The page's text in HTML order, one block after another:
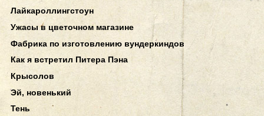
Лайкароллингстоун
Ужасы в цветочном магазине
Фабрика по изготовлению вундеркиндов
Как я встретил Питера Пэна
Крысолов
Эй, новенький
Тень